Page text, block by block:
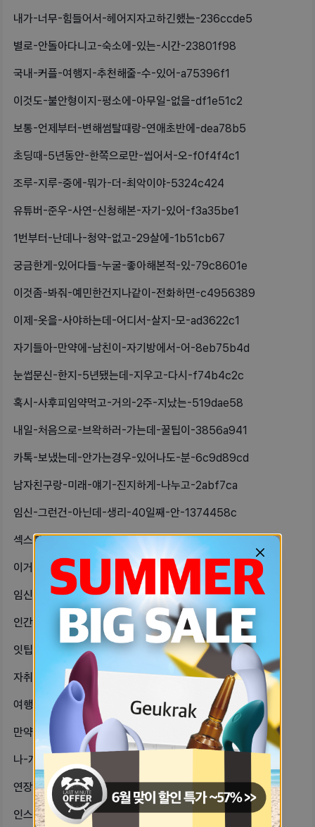
내가-너무-힘들어서-헤어지자고하긴했는-236ccde5
별로-안돌아다니고-숙소에-있는-시간-23801f98
국내-커플-여행지-추천해줄-수-있어-a75396f1
이것도-불안형이지-평소에-아무일-없을-df1e51c2
보통-언제부터-변해썸탈때랑-연애초반에-dea78b5
초딩때-5년동안-한쪽으로만-씹어서-오-f0f4f4c1
조루-지루-중에-뭐가-더-최악이야-5324c424
유튜버-준우-사연-신청해본-자기-있어-f3a35be1
1번부터-난데나-청약-없고-29살에-1b51cb67
궁금한게-있어다들-누굴-좋아해본적-있-79c8601e
이것좀-봐줘-예민한건지나같이-전화하면-c4956389
이제-옷을-사야하는데-어디서-살지-모-ad3622c1
자기들아-만약에-남친이-자기방에서-어-8eb75b4d
눈썹문신-한지-5년됐는데-지우고-다시-f74b4c2c
혹시-사후피임약먹고-거의-2주-지났는-519dae58
내일-처음으로-브왁하러-가는데-꿀팁이-3856a941
카톡-보냈는데-안가는경우-있어나도-분-6c9d89cd
남자친구랑-미래-얘기-진지하게-나누고-2abf7ca
임신-그런건-아닌데-생리-40일째-안-1374458c
섹스할-때-여자도-허리-움직이는-거-95964844
이거-괜찮을까-남친이랑-여행가는데-남-c3f1a31e
임신-그런건-아닌데-생리-40일째-안-120b206e
인간관계-현타오고-답답하고-힘들고-스-657af78f
잇팁인-자기있어-6550c746
자취-설득하고-있는-21살-대학생인데-37e763b8
여행-한달-전에-자잘한거까지-계획-다-737db735
만약-남친이-전여친이랑-임신경험-있거-d284be78
나-개충격-받았는데-어떻게-생각해-직-32438ade
연장네일하는-자기들-안-불편해-486d0b16
인스타-게시물-숨김은-없나-친친만-보-8979fe02